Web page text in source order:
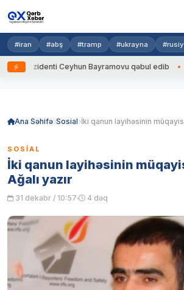
#iran #abş #tramp #ukrayna
Ceyhun Bayramovu qəbul edib
Ana Səhifə Sosial İki qanun layihəsinin
SOSIAL
İki qanun layihəsinin
Ağalı yazır
31 dekabr / 10:57 4 dəq